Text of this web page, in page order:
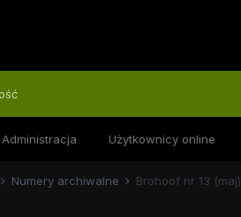
Administracja Użytkownicy online
Numery archiwalne Brohoof nr 13 (maj)